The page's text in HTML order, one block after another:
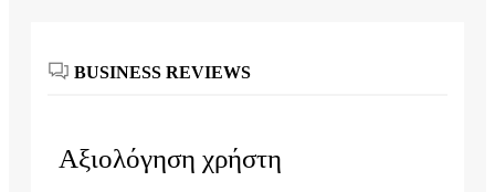
BUSINESS REVIEWS
Αξιολόγηση χρήστη